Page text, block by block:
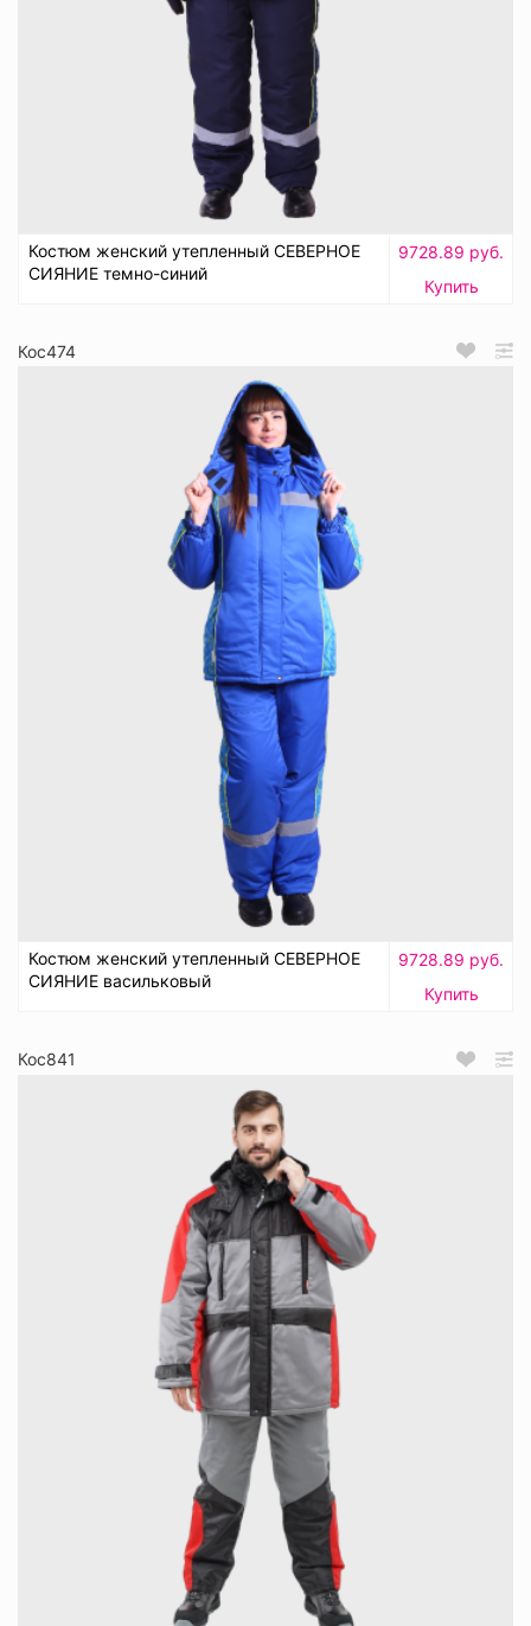
Костюм женский утепленный СЕВЕРНОЕ
СИЯНИЕ темно-синий
9728.89 руб.
Купить
Кос474
Костюм женский утепленный СЕВЕРНОЕ
СИЯНИЕ васильковый
9728.89 руб.
Купить
Кос841